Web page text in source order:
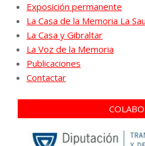
Exposición permanente
La Casa de la Memoria La
La Casa y Gibraltar
La Voz de la Memoria
Publicaciones
Contactar